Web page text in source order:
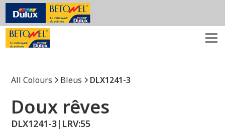
All Colours Bleus DLX1241-3
Doux rêves
DLX1241-3| LRV:55